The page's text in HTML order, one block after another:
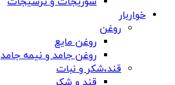
خواربار
روغن
روغن مایع
روغن جامد و نیمه جامد
قند،شکر و نبات